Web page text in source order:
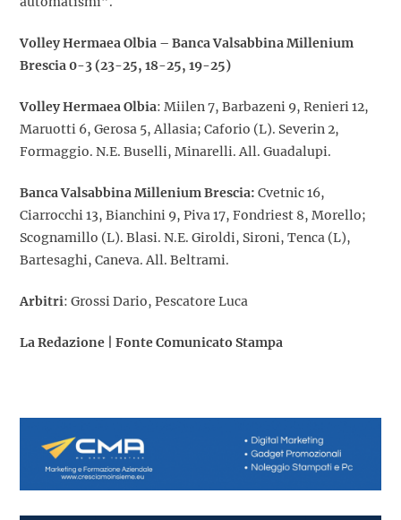
Volley Hermaea Olbia – Banca Valsabbina Millenium
Brescia 0-3 (23-25, 18-25, 19-25)
Volley Hermaea Olbia: Miilen 7, Barbazeni 9, Renieri 12,
Maruotti 6, Gerosa 5, Allasia; Caforio (L). Severin 2,
Formaggio. N.E. Buselli, Minarelli. All. Guadalupi.
Banca Valsabbina Millenium Brescia: Cvetnic 16,
Ciarrocchi 13, Bianchini 9, Piva 17, Fondriest 8, Morello;
Scognamillo (L). Blasi. N.E. Giroldi, Sironi, Tenca (L),
Bartesaghi, Caneva. All. Beltrami.
Arbitri: Grossi Dario, Pescatore Luca
La Redazione | Fonte Comunicato Stampa